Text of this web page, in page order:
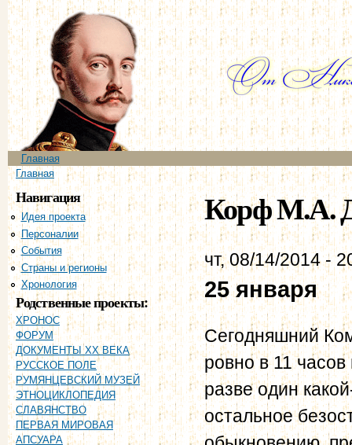
Главное меню
Главная
Вы здесь
Главная
Навигация
Идея проекта
Персоналии
События
Страны и регионы
Хронология
Родственные проекты:
ХРОНОС
ФОРУМ
ДОКУМЕНТЫ XX ВЕКА
РУССКОЕ ПОЛЕ
РУМЯНЦЕВСКИЙ МУЗЕЙ
ЭТНОЦИКЛОПЕДИЯ
СЛАВЯНСТВО
ПЕРВАЯ МИРОВАЯ
АПСУАРА
Корф М.А.
чт, 08/14/2014 -
25 января
Сегодняшний
ровно в 11
разве один
остальное